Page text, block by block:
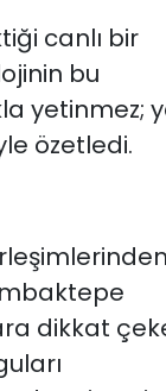
canlı bir
bu
yetinmez;
özetledi.
dikkat